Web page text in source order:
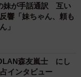
妹が手話通訳 互い
響「妹ちゃん、頼も
」
森友嵐士 にし
インタビュー